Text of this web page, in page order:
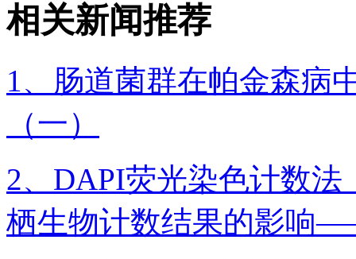
相关新闻推荐
1、肠道菌群在帕金森病
（一）
2、DAPI荧光染色计数
栖生物计数结果的影响